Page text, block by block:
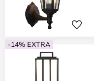
-14% EXTRA